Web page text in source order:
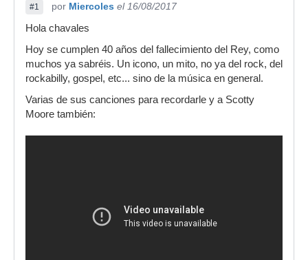
#1 por Miercoles el 16/08/2017
Hola chavales
Hoy se cumplen 40 años del fallecimiento del Rey, como
muchos ya sabréis. Un icono, un mito, no ya del rock, del
rockabilly, gospel, etc... sino de la música en general.
Varias de sus canciones para recordarle y a Scotty
Moore también: